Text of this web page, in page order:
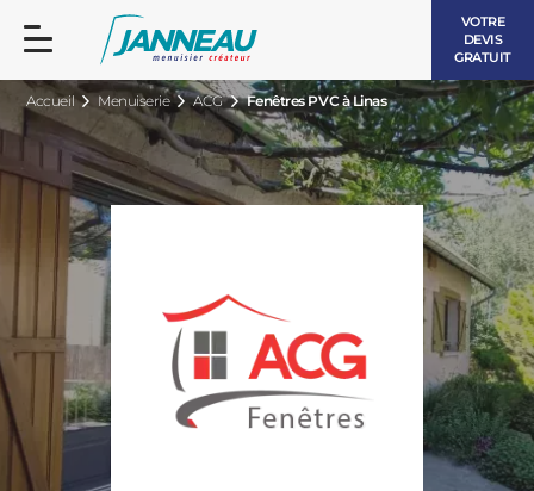
VOTRE
DEVIS
GRATUIT
Accueil Menuiserie ACG Fenêtres PVC à Linas
FENÊTRES ET PORTES-FENÊTRES
BOIS
BAIES VITRÉES
PORTES D’ENTRÉE
LES CONTEMPORAINES
LES INTEMPORELLES